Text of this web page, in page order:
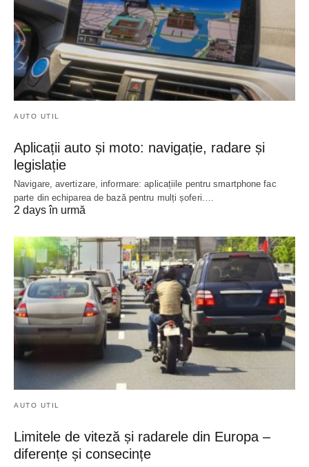
AUTO UTIL
Aplicații auto și moto: navigație, radare și
legislație
Navigare, avertizare, informare: aplicațiile pentru smartphone fac
parte din echiparea de bază pentru mulți șoferi.…
2 days în urmă
AUTO UTIL
Limitele de viteză și radarele din Europa –
diferențe și consecințe